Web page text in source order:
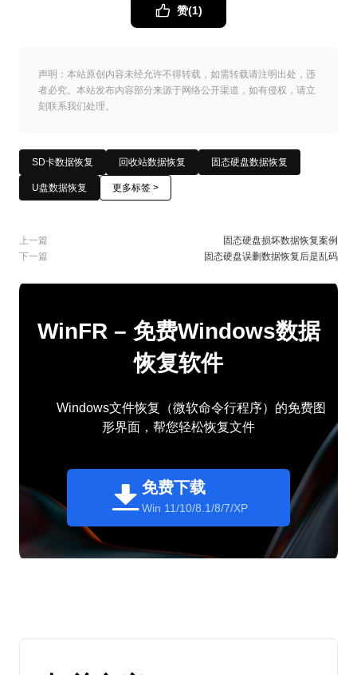
赞(1)
声明：本站原创内容未经允许不得转载，如需转载请注明出处，违
者必究。本站发布内容部分来源于网络公开渠道，如有侵权，请立
刻联系我们处理。
SD卡数据恢复 回收站数据恢复 固态硬盘数据恢复
U盘数据恢复 更多标签 >
上一篇
固态硬盘损坏数据恢复案例
下一篇
固态硬盘误删数据恢复后是乱码
WinFR – 免费Windows数据
恢复软件
Windows文件恢复（微软命令行程序）的免费图
形界面，帮您轻松恢复文件
免费下载
Win 11/10/8.1/8/7/XP